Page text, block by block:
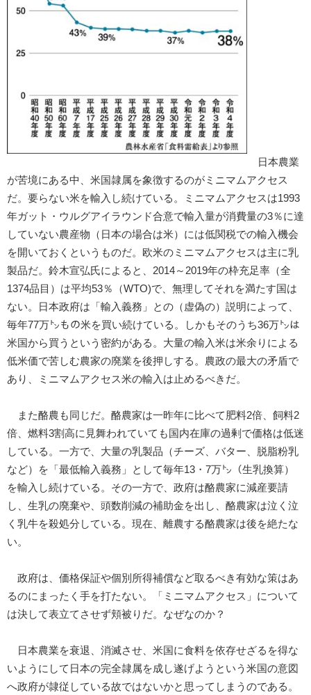
日本農業
が苦境にある中、米国隷属を象徴するのがミニマムアクセス
だ。要らない米を輸入し続けている。ミニマムアクセスは1993
年ガット・ウルグアイラウンド合意で輸入量が消費量の3％に達
していない農産物（日本の場合は米）には低関税での輸入機会
を開いておくというものだ。欧米のミニマムアクセスは主に乳
製品だ。鈴木宣弘氏によると、2014～2019年の枠充足率（全
1374品目）は平均53％（WTO)で、無理してそれを満たす国は
ない。日本政府は「輸入義務」との（虚偽の）説明によって、
毎年77万㌧もの米を買い続けている。しかもそのうち36万㌧は
米国から買うという密約がある。大量の輸入米は米余りによる
低米価で苦しむ農家の廃業を後押しする。農政の最大の矛盾で
あり、ミニマムアクセス米の輸入は止めるべきだ。
また酪農も同じだ。酪農家は一昨年に比べて肥料2倍、飼料2
倍、燃料3割高に見舞われていても国内在庫の過剰で価格は低迷
している。一方で、大量の乳製品（チーズ、バター、脱脂粉乳
など）を「最低輸入義務」として毎年13・7万㌧（生乳換算）
を輸入し続けている。その一方で、政府は酪農家に減産要請
し、生乳の廃棄や、頭数削減の補助金を出し、酪農家は泣く泣
く乳牛を殺処分している。現在、離農する酪農家は後を絶たな
い。
政府は、価格保証や個別所得補償など取るべき有効な策はあ
るのにまったく手を打たない。「ミニマムアクセス」について
は決して表立てさせず頬被りだ。なぜなのか？
日本農業を衰退、消滅させ、米国に食料を依存せざるを得な
いようにして日本の完全隷属を成し遂げようという米国の意図
へ政府が隷従している故ではないかと思ってしまうのである。